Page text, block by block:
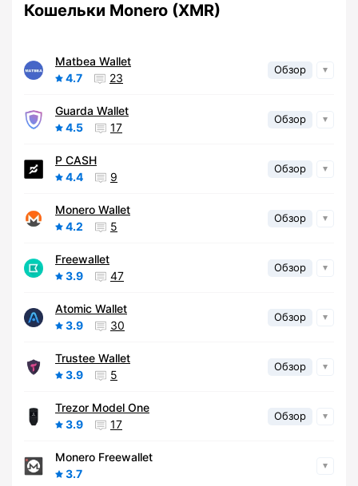
Кошельки Monero (XMR)
Matbea Wallet
4.7
23
Обзор
Guarda Wallet
4.5
17
Обзор
P CASH
4.4
9
Обзор
Monero Wallet
4.2
5
Обзор
Freewallet
3.9
47
Обзор
Atomic Wallet
3.9
30
Обзор
Trustee Wallet
3.9
5
Обзор
Trezor Model One
3.9
17
Обзор
Monero Freewallet
3.7